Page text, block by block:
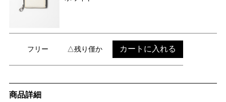
フリー △残り僅か カートに入れる
商品詳細